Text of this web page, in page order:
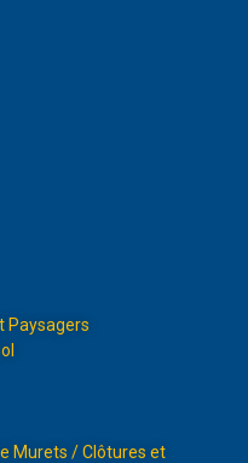
Paysagers
Murets / Clôtures et